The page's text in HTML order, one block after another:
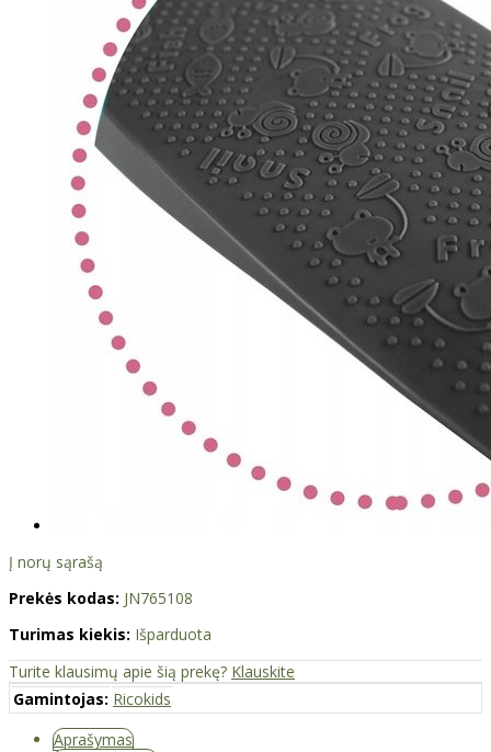
Į norų sąrašą
Prekės kodas: JN765108
Turimas kiekis: Išparduota
Turite klausimų apie šią prekę? Klauskite
Gamintojas: Ricokids
Aprašymas